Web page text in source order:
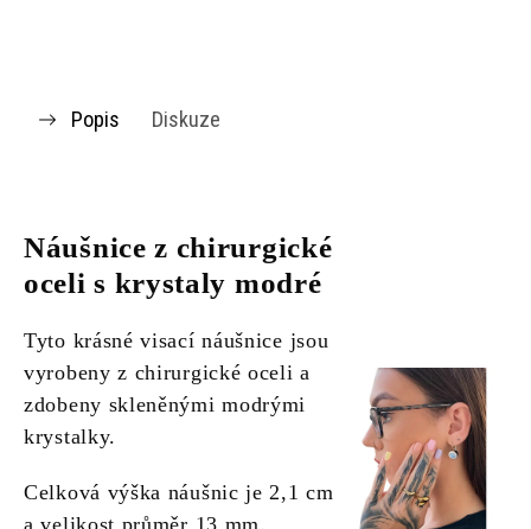
Popis Diskuze
Náušnice z chirurgické
oceli s krystaly modré
Tyto krásné visací náušnice jsou
vyrobeny z chirurgické oceli a
zdobeny skleněnými modrými
krystalky.
Celková výška náušnic je 2,1 cm